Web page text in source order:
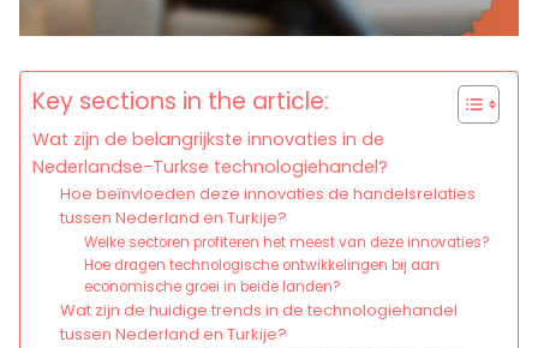
Key sections in the article:
Wat zijn de belangrijkste innovaties in de
Nederlandse-Turkse technologiehandel?
Hoe beïnvloeden deze innovaties de handelsrelaties
tussen Nederland en Turkije?
Welke sectoren profiteren het meest van deze innovaties?
Hoe dragen technologische ontwikkelingen bij aan
economische groei in beide landen?
Wat zijn de huidige trends in de technologiehandel
tussen Nederland en Turkije?